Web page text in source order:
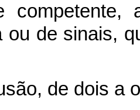
competente,
ou de sinais,
de dois a